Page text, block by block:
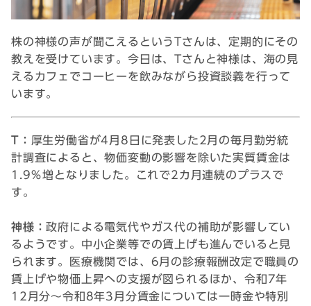
株の神様の声が聞こえるというTさんは、定期的にその
教えを受けています。今日は、Tさんと神様は、海の見
えるカフェでコーヒーを飲みながら投資談義を行って
います。
T： 厚生労働省が4月8日に発表した2月の毎月勤労統
計調査によると、物価変動の影響を除いた実質賃金は
1.9％増となりました。これで2カ月連続のプラスで
す。
神様：政府による電気代やガス代の補助が影響してい
るようです。中小企業等での賃上げも進んでいると見
られます。医療機関では、6月の診療報酬改定で職員の
賃上げや物価上昇への支援が図られるほか、令和7年
12月分～令和8年3月分賃金については一時金や特別